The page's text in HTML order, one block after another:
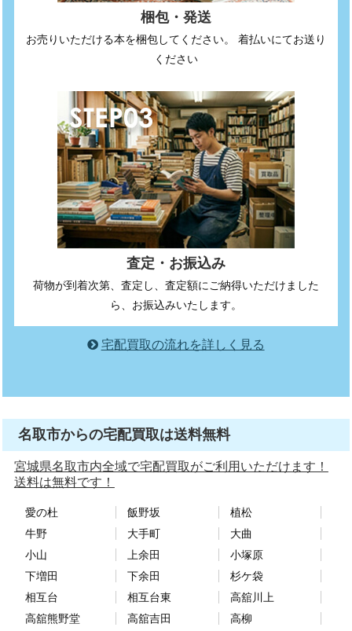
梱包・発送
お売りいただける本を梱包してください。 着払いにてお送り
ください
査定・お振込み
荷物が到着次第、査定し、査定額にご納得いただけました
ら、お振込みいたします。
宅配買取の流れを詳しく見る
名取市からの宅配買取は送料無料
宮城県名取市内全域で宅配買取がご利用いただけます！
送料は無料です！
愛の杜 飯野坂
植松
牛野
大手町
大曲
小山
上余田
小塚原
下増田
下余田
杉ケ袋
相互台
相互台東
高舘川上
高舘熊野堂
高舘吉田
高柳